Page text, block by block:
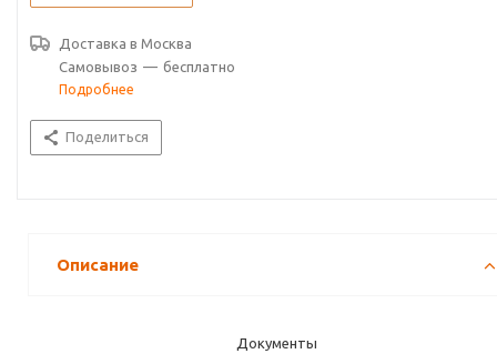
Доставка в Москва
Самовывоз — бесплатно
Подробнее
Поделиться
Описание
Документы